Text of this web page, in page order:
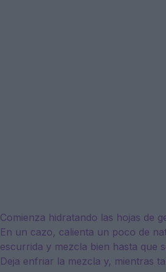
Comienza hidratando las hojas de
En un cazo, calienta un poco de
escurrida y mezcla bien hasta que
Deja enfriar la mezcla y, mientras